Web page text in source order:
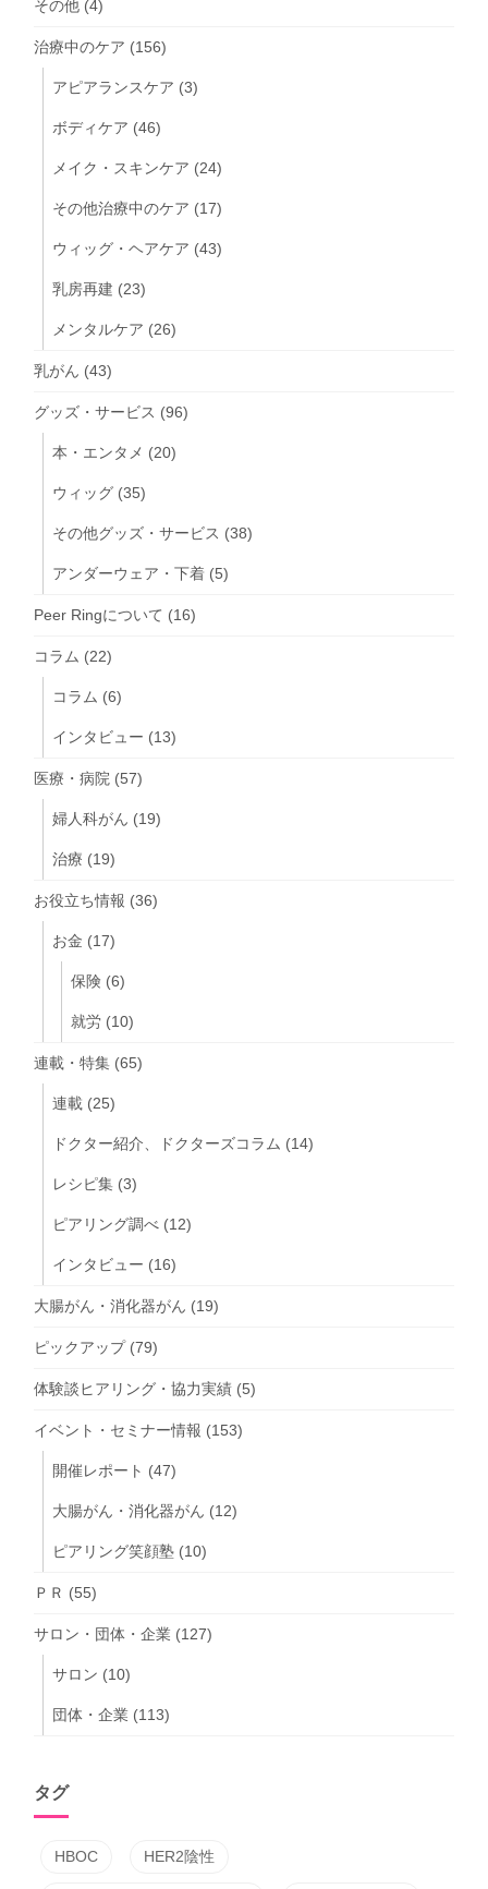
その他 (4)
治療中のケア (156)
アピアランスケア (3)
ボディケア (46)
メイク・スキンケア (24)
その他治療中のケア (17)
ウィッグ・ヘアケア (43)
乳房再建 (23)
メンタルケア (26)
乳がん (43)
グッズ・サービス (96)
本・エンタメ (20)
ウィッグ (35)
その他グッズ・サービス (38)
アンダーウェア・下着 (5)
Peer Ringについて (16)
コラム (22)
コラム (6)
インタビュー (13)
医療・病院 (57)
婦人科がん (19)
治療 (19)
お役立ち情報 (36)
お金 (17)
保険 (6)
就労 (10)
連載・特集 (65)
連載 (25)
ドクター紹介、ドクターズコラム (14)
レシピ集 (3)
ピアリング調べ (12)
インタビュー (16)
大腸がん・消化器がん (19)
ピックアップ(79)
体験談ヒアリング・協力実績 (5)
イベント・セミナー情報 (153)
開催レポート (47)
大腸がん・消化器がん (12)
ピアリング笑顔塾 (10)
ＰＲ (55)
サロン・団体・企業 (127)
サロン (10)
団体・企業 (113)
タグ
HBOC HER2陰性